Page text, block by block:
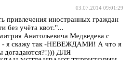
03.07.2014 09:01:29
привлечения иностранных граждан
без учёта квот."...
Анатольевича Медведева с
скажу так -НЕВЕЖДАМИ! А что я
догадаются?!))) ДЛЯ